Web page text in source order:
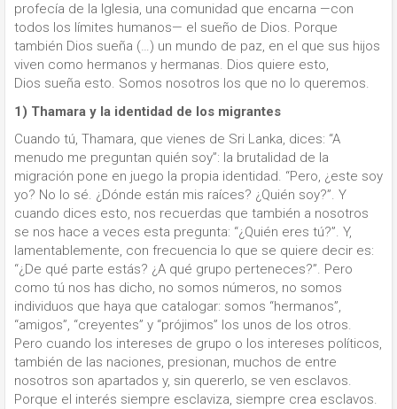
profecía de la Iglesia, una comunidad que encarna —con
todos los límites humanos— el sueño de Dios. Porque
también Dios sueña (…) un mundo de paz, en el que sus hijos
viven como hermanos y hermanas. Dios quiere esto,
Dios sueña esto. Somos nosotros los que no lo queremos.
1) Thamara y la identidad de los migrantes
Cuando tú, Thamara, que vienes de Sri Lanka, dices: “A
menudo me preguntan quién soy”: la brutalidad de la
migración pone en juego la propia identidad. “Pero, ¿este soy
yo? No lo sé. ¿Dónde están mis raíces? ¿Quién soy?”. Y
cuando dices esto, nos recuerdas que también a nosotros
se nos hace a veces esta pregunta: “¿Quién eres tú?”. Y,
lamentablemente, con frecuencia lo que se quiere decir es:
“¿De qué parte estás? ¿A qué grupo perteneces?”. Pero
como tú nos has dicho, no somos números, no somos
individuos que haya que catalogar: somos “hermanos”,
“amigos”, “creyentes” y “prójimos” los unos de los otros.
Pero cuando los intereses de grupo o los intereses políticos,
también de las naciones, presionan, muchos de entre
nosotros son apartados y, sin quererlo, se ven esclavos.
Porque el interés siempre esclaviza, siempre crea esclavos.